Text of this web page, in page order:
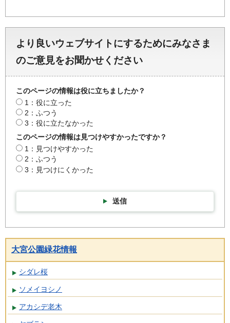
より良いウェブサイトにするためにみなさま
のご意見をお聞かせください
このページの情報は役に立ちましたか？
1：役に立った
2：ふつう
3：役に立たなかった
このページの情報は見つけやすかったですか？
1：見つけやすかった
2：ふつう
3：見つけにくかった
送信
大宮公園緑花情報
シダレ桜
ソメイヨシノ
アカシデ老木